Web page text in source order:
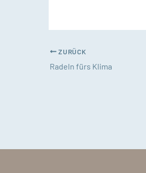
ZURÜCK
Radeln fürs Klima